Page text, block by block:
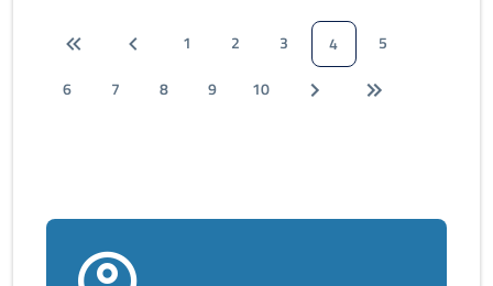
1 2 3 4
5
6
7 8 9 10